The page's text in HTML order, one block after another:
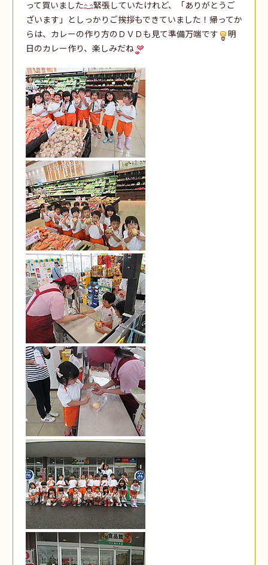
って買いました
緊張していたけれど、「ありがとうご
ざいます」としっかりご挨拶もできていました！帰ってか
らは、カレーの作り方のＤＶＤも見て準備万端です
明
日のカレー作り、楽しみだね